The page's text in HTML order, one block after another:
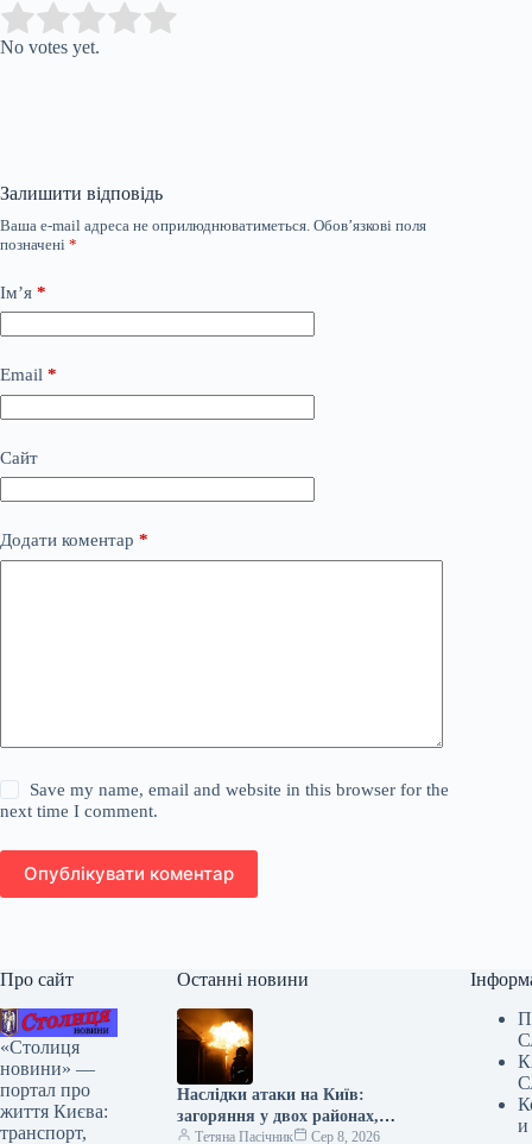
Rate this item:
No votes yet.
Залишити відповідь
Ваша e-mail адреса не оприлюднюватиметься. Обов’язкові поля
позначені *
Ім’я *
Email *
Сайт
Додати коментар *
Save my name, email and website in this browser for the
next time I comment.
Опублікувати коментар
Про сайт
«Столиця
новини» —
портал про
життя Києва:
транспорт,
Останні новини
Наслідки атаки на Київ:
загоряння у двох районах,
одна людина загинула, є
Тетяна Пасічник Сер 8, 2026
и